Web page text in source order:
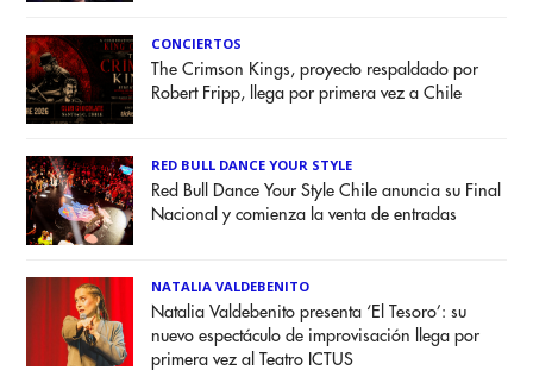
CONCIERTOS
The Crimson Kings, proyecto respaldado por
Robert Fripp, llega por primera vez a Chile
RED BULL DANCE YOUR STYLE
Red Bull Dance Your Style Chile anuncia su Final
Nacional y comienza la venta de entradas
NATALIA VALDEBENITO
Natalia Valdebenito presenta ‘El Tesoro’: su
nuevo espectáculo de improvisación llega por
primera vez al Teatro ICTUS